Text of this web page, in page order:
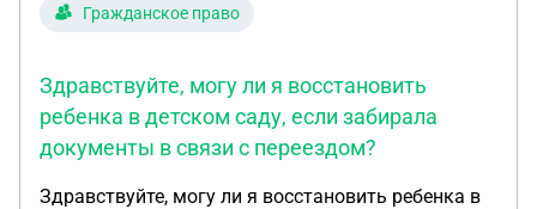
Гражданское право
Здравствуйте, могу ли я восстановить
ребенка в детском саду, если забирала
документы в связи с переездом?
Здравствуйте, могу ли я восстановить ребенка в